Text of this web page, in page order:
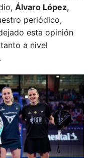
Álvaro López,
periódico,
esta opinión
a nivel